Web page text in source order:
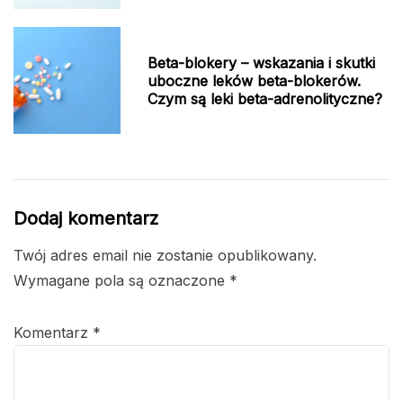
Beta-blokery – wskazania i skutki
uboczne leków beta-blokerów.
Czym są leki beta-adrenolityczne?
Dodaj komentarz
Twój adres email nie zostanie opublikowany.
Wymagane pola są oznaczone *
Komentarz *